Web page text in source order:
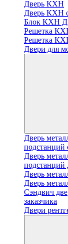
Дверь КХН
Дверь КХН
Блок КХН
Решетка
Решетка
Двери для
Дверь
подстанций
Дверь
подстанций
Дверь
Дверь
Cэндвич
заказчика
Двери